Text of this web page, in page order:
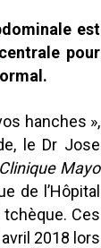
est
centrale pour
hanches »,
le Dr Jose
Clinique Mayo
de l’Hôpital
tchèque. Ces
2018 lors